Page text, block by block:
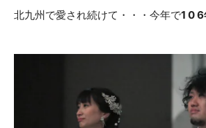
RECEPTION
ウェディング・レポート
DRESS
ドレス
北九州で愛され続けて・・・今年で1 0